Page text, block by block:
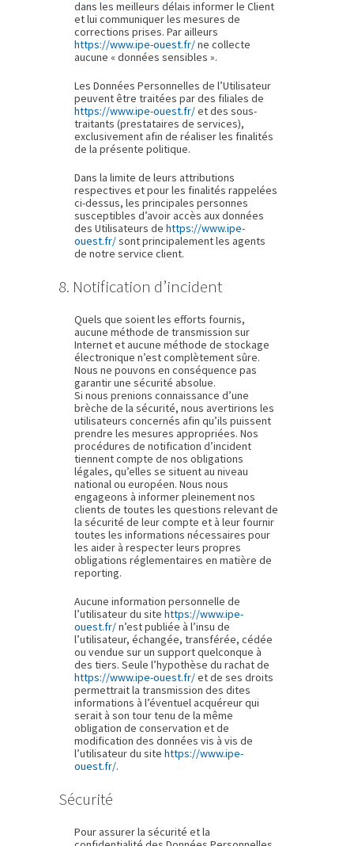
dans les meilleurs délais informer le Client
et lui communiquer les mesures de
corrections prises. Par ailleurs
https://www.ipe-ouest.fr/ne collecte
aucune « données sensibles ».
Les Données Personnelles de l’Utilisateur
peuvent être traitées par des filiales de
https://www.ipe-ouest.fr/et des sous-
traitants (prestataires de services),
exclusivement afin de réaliser les finalités
de la présente politique.
Dans la limite de leurs attributions
respectives et pour les finalités rappelées
ci-dessus, les principales personnes
susceptibles d’avoir accès aux données
des Utilisateurs de https://www.ipe-
ouest.fr/sont principalement les agents
de notre service client.
8. Notification d’incident
Quels que soient les efforts fournis,
aucune méthode de transmission sur
Internet et aucune méthode de stockage
électronique n’est complètement sûre.
Nous ne pouvons en conséquence pas
garantir une sécurité absolue.
Si nous prenions connaissance d’une
brèche de la sécurité, nous avertirions les
utilisateurs concernés afin qu’ils puissent
prendre les mesures appropriées. Nos
procédures de notification d’incident
tiennent compte de nos obligations
légales, qu’elles se situent au niveau
national ou européen. Nous nous
engageons à informer pleinement nos
clients de toutes les questions relevant de
la sécurité de leur compte et à leur fournir
toutes les informations nécessaires pour
les aider à respecter leurs propres
obligations réglementaires en matière de
reporting.
Aucune information personnelle de
l’utilisateur du site https://www.ipe-
ouest.fr/n’est publiée à l’insu de
l’utilisateur, échangée, transférée, cédée
ou vendue sur un support quelconque à
des tiers. Seule l’hypothèse du rachat de
https://www.ipe-ouest.fr/et de ses droits
permettrait la transmission des dites
informations à l’éventuel acquéreur qui
serait à son tour tenu de la même
obligation de conservation et de
modification des données vis à vis de
l’utilisateur du site https://www.ipe-
ouest.fr/.
Sécurité
Pour assurer la sécurité et la